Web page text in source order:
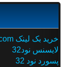
خرید بک لینک behtarinbacklink.com
لایسنس نود32
پسورد نود 32